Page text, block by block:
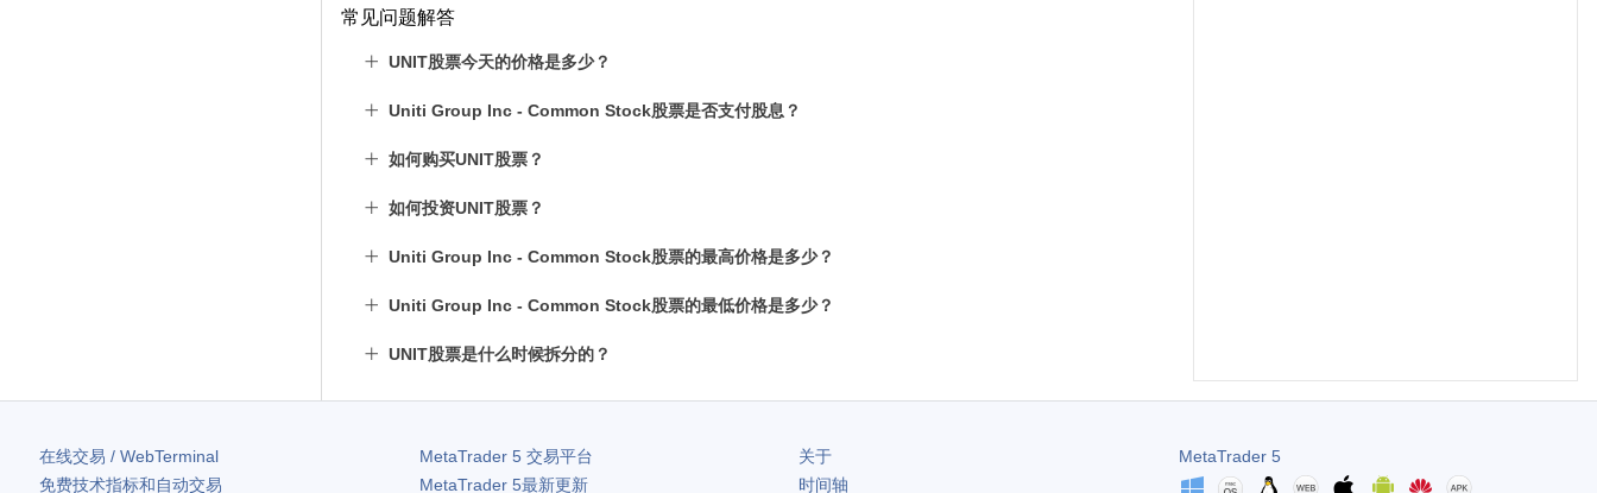
常见问题解答
UNIT股票今天的价格是多少？
Uniti Group Inc - Common Stock股票是否支付股息？
如何购买UNIT股票？
如何投资UNIT股票？
Uniti Group Inc - Common Stock股票的最高价格是多少？
Uniti Group Inc - Common Stock股票的最低价格是多少？
UNIT股票是什么时候拆分的？
在线交易 / WebTerminal
免费技术指标和自动交易
MetaTrader 5交易平台
MetaTrader 5最新更新
关于
时间轴
MetaTrader 5